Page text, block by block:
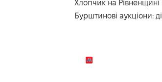
Хлопчик на
Бурштинові аукціони: